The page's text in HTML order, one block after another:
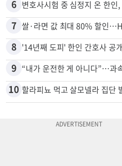
5
6 변호사시험 중 심정지 온 한인
7 쌀·라면 값 최대 80% 할인…H
8 '14년째 도피' 한인 간호사 공
9
할라피뇨 먹고 살모넬라 집